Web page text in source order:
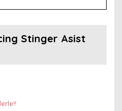
Stinger Asist